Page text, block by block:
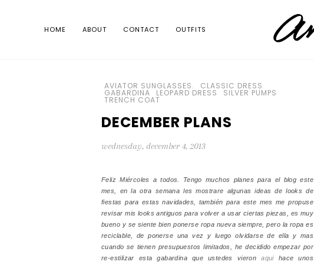
HOME ABOUT CONTACT OUTFITS
AVIATOR SUNGLASSES. CLASSIC DRESS
GABARDINA LEOPARD DRESS SILVER PUMPS
TRENCH COAT
DECEMBER PLANS
wednesday, december 4, 2013
Feliz Miércoles a todos. Tengo muchos planes para el blog este
mes, en la otra semana les mostrare algunas ideas de looks de
fiestas para estas navidades, también para este mes me propuse
revisar mis looks antiguos para volver a usar ciertas piezas, es muy
bueno y se siente bien ponerse ropa nueva siempre, pero la ropa es
reciclable, de ponerse una vez y luego olvidarse de ella y mas
cuando se tienen presupuestos limitados, he decidido empezar por
re-estilizar esta gabardina que ustedes vieronaquihace unos